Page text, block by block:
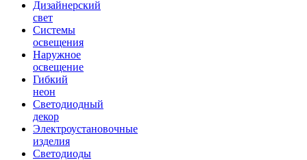
Дизайнерский
свет
Системы
освещения
Наружное
освещение
Гибкий
неон
Светодиодный
декор
Электроустановочные
изделия
Светодиоды